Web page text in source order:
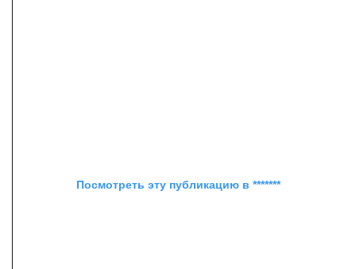
Посмотреть эту публикацию в *******